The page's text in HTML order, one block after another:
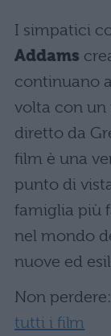
I simpatici
Addams
continuano
volta con un
diretto da
film è una
punto di
famiglia più
nel mondo
nuove ed
Non perdere:
tutti i film